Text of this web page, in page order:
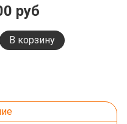
руб
В корзину